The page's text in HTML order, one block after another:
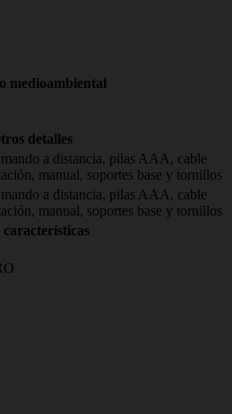
medioambiental
detalles
a distancia, pilas AAA, cable
manual, soportes base y tornillos
a distancia, pilas AAA, cable
manual, soportes base y tornillos
características